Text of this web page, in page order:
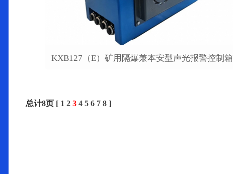
KXB127（E）矿用隔爆兼本安型声光报警控制箱
总计8页 [ 1 2 3 4 5 6 7 8 ]